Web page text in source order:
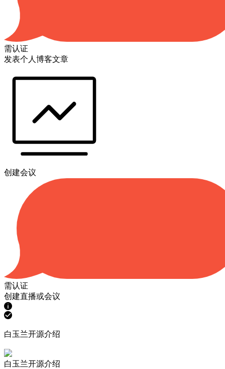
需认证
发表个人博客文章
创建会议
需认证
创建直播或会议
白玉兰开源介绍
白玉兰开源介绍